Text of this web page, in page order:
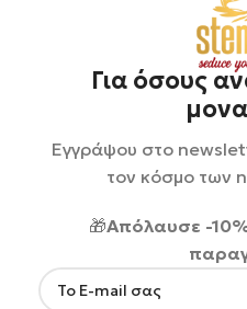
Για όσους
Εγγράψου στο
τον κόσμο των
🎁Απόλαυσε -